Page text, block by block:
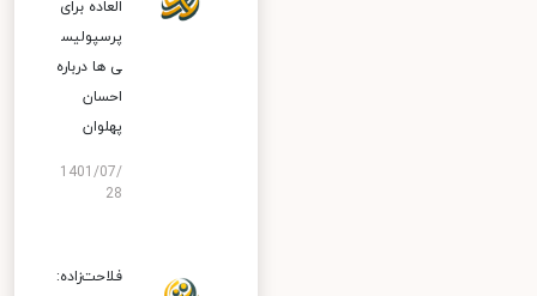
العاده برای
پرسپولیس
ی ها درباره
احسان
پهلوان
1401/07/
28
فلاحت‌زاده: